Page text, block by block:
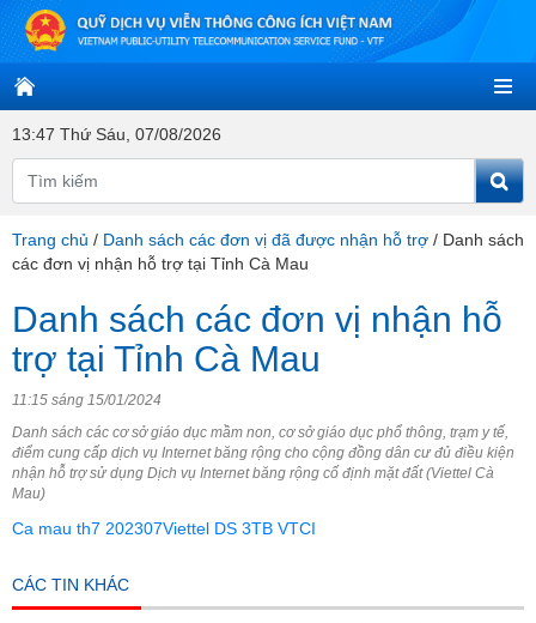
13:47 Thứ Sáu, 07/08/2026
Trang chủ / Danh sách các đơn vị đã được nhận hỗ trợ / Danh sách
các đơn vị nhận hỗ trợ tại Tỉnh Cà Mau
Danh sách các đơn vị nhận hỗ
trợ tại Tỉnh Cà Mau
11:15 sáng 15/01/2024
Danh sách các cơ sở giáo dục mầm non, cơ sở giáo dục phổ thông, trạm y tế,
điểm cung cấp dịch vụ Internet băng rộng cho cộng đồng dân cư đủ điều kiện
nhận hỗ trợ sử dụng Dịch vụ Internet băng rộng cố định mặt đất (Viettel Cà
Mau)
Ca mau th7 202307Viettel DS 3TB VTCI
CÁC TIN KHÁC